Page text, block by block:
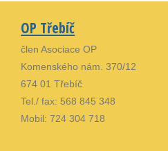
OP Třebíč
člen Asociace OP
Komenského nám. 370/12
674 01 Třebíč
Tel./ fax: 568 845 348
Mobil: 724 304 718